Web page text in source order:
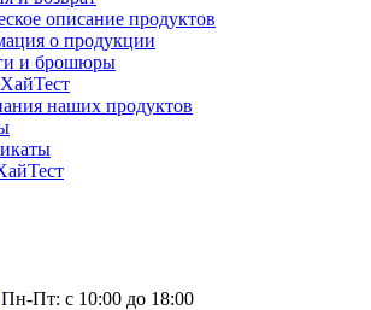
описание продуктов
о продукции
и брошюры
наших продуктов
Пн-Пт: с 10:00 до 18:00